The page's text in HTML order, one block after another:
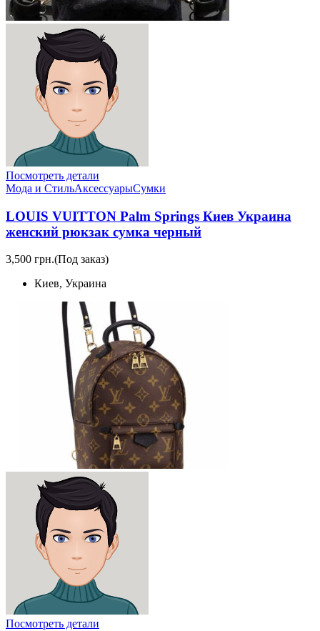
Посмотреть детали
Мода и СтильАксессуарыСумки
LOUIS VUITTON Palm Springs Киев Украина
женский рюкзак сумка черный
3,500 грн.(Под заказ)
Киев, Украина
Посмотреть детали